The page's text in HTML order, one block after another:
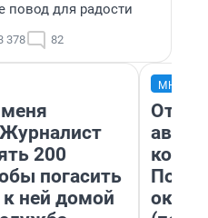
повод для радости
378 82
200
погасить
ней домой
От